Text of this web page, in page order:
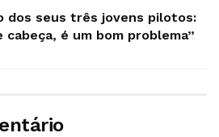
dos seus três jovens pilotos:
cabeça, é um bom problema”